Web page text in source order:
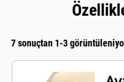
7 sonuçtan 1-3